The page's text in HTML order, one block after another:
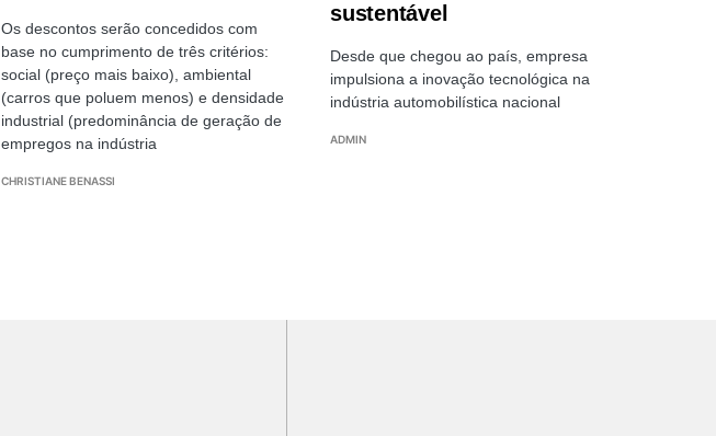
Os descontos serão concedidos com
base no cumprimento de três critérios:
social (preço mais baixo), ambiental
(carros que poluem menos) e densidade
industrial (predominância de geração de
empregos na indústria
CHRISTIANE BENASSI
sustentável
Desde que chegou ao país, empresa
impulsiona a inovação tecnológica na
indústria automobilística nacional
ADMIN